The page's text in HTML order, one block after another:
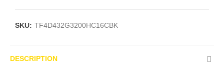
SKU: TF4D432G3200HC16CBK
DESCRIPTION